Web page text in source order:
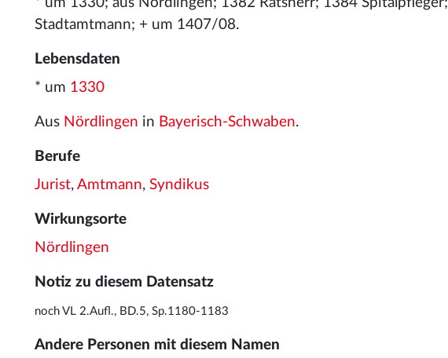
Stadtamtmann; + um 1407/08.
Lebensdaten
* um 1330
Aus Nördlingen in Bayerisch-Schwaben.
Berufe
Jurist, Amtmann, Syndikus
Wirkungsorte
Nördlingen
Notiz zu diesem Datensatz
noch VL 2.Aufl., BD.5, Sp.1180-1183
Andere Personen mit diesem Namen